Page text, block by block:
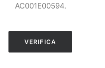
AC001E00594.
VERIFICA